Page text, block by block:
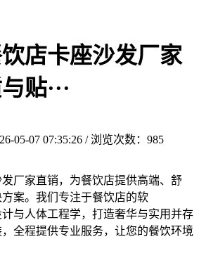
店卡座沙发厂家
贴···
05-07 07:35:26 / 浏览次数： 985
厂家直销，为餐饮店提供高端、舒
案。我们专注于餐饮店的软
与人体工程学，打造奢华与实用并存
全程提供专业服务，让您的餐饮环境